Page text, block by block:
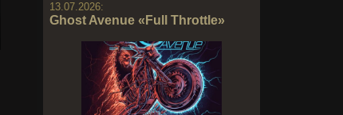
13.07.2026:
Ghost Avenue «Full Throttle»